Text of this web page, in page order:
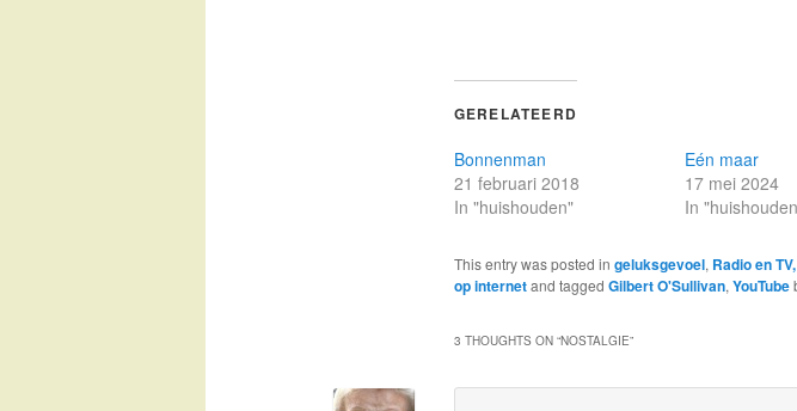
GERELATEERD
Bonnenman
21 februari 2018
In "huishouden"
Eén maar
17 mei 2024
In
This entry was posted in geluksgevoel, Radio en
op internetand tagged Gilbert O'Sullivan, YouTube
3 THOUGHTS ON “NOSTALGIE”